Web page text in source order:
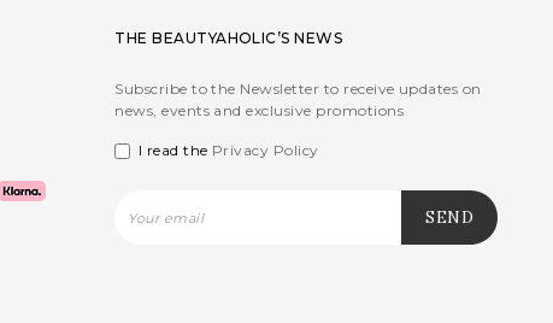
THE BEAUTYAHOLIC’S NEWS
Subscribe to the Newsletter to receive updates on
news, events and exclusive promotions
I read the Privacy Policy